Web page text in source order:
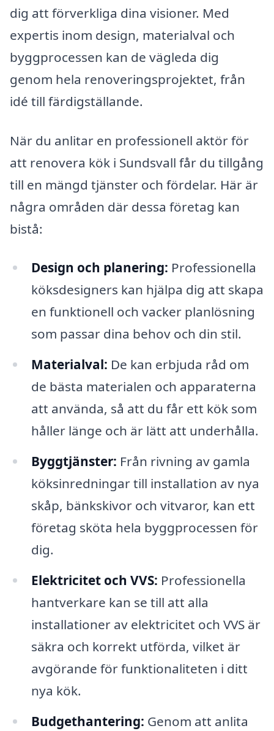
dig att förverkliga dina visioner. Med
expertis inom design, materialval och
byggprocessen kan de vägleda dig
genom hela renoveringsprojektet, från
idé till färdigställande.
När du anlitar en professionell aktör för
att renovera kök i Sundsvall får du tillgång
till en mängd tjänster och fördelar. Här är
några områden där dessa företag kan
bistå:
Design och planering: Professionella
köksdesigners kan hjälpa dig att skapa
en funktionell och vacker planlösning
som passar dina behov och din stil.
Materialval: De kan erbjuda råd om
de bästa materialen och apparaterna
att använda, så att du får ett kök som
håller länge och är lätt att underhålla.
Byggtjänster: Från rivning av gamla
köksinredningar till installation av nya
skåp, bänkskivor och vitvaror, kan ett
företag sköta hela byggprocessen för
dig.
Elektricitet och VVS: Professionella
hantverkare kan se till att alla
installationer av elektricitet och VVS är
säkra och korrekt utförda, vilket är
avgörande för funktionaliteten i ditt
nya kök.
Budgethantering: Genom att anlita